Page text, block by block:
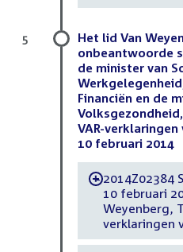
Het lid Van
onbeantwoorde
de minister van
Financiën en de
VAR-verklaringen
10 februari 2014
-2014Z02384
10 februari
Weyenberg,
verklaringen
5